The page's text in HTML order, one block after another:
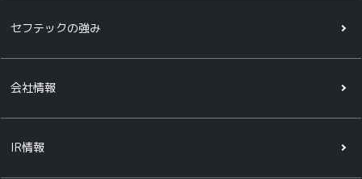
セフテックの強み
会社情報
IR情報